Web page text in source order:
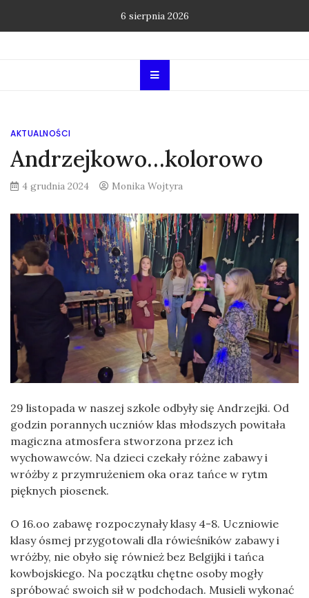
6 sierpnia 2026
AKTUALNOŚCI
Andrzejkowo…kolorowo
4 grudnia 2024 Monika Wojtyra
29 listopada w naszej szkole odbyły się Andrzejki. Od
godzin porannych uczniów klas młodszych powitała
magiczna atmosfera stworzona przez ich
wychowawców. Na dzieci czekały różne zabawy i
wróżby z przymrużeniem oka oraz tańce w rytm
pięknych piosenek.
O 16.oo zabawę rozpoczynały klasy 4-8. Uczniowie
klasy ósmej przygotowali dla rówieśników zabawy i
wróżby, nie obyło się również bez Belgijki i tańca
kowbojskiego. Na początku chętne osoby mogły
spróbować swoich sił w podchodach. Musieli wykonać